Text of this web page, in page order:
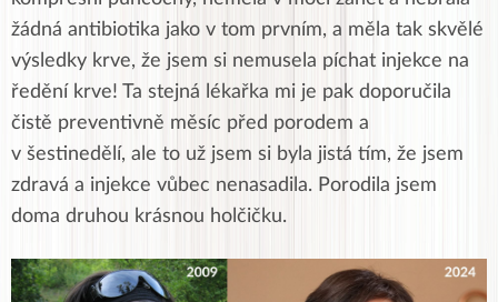
žádná antibiotika jako v tom prvním, a měla tak skvělé
výsledky krve, že jsem si nemusela píchat injekce na
ředění krve! Ta stejná lékařka mi je pak doporučila
čistě preventivně měsíc před porodem a
v šestinedělí, ale to už jsem si byla jistá tím, že jsem
zdravá a injekce vůbec nenasadila. Porodila jsem
doma druhou krásnou holčičku.